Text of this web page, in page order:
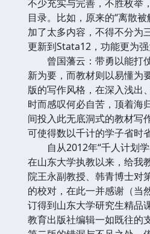
不少充实与完善，不胜枚举
目录。比如，原来的“离散
加了太多内容，不得不分为
更新到Stata12，功能更为强
曾国藩云：带勇以能打
新为要，而教材则以易懂为
版的写作风格，在深入浅出
时而感叹何必自苦，顶着海
间投入此无底洞式的教材写
可使得数以千计的学子省时
自从2012年“千人计划学
在山东大学执教以来，给我
院王永副教授、韩青博士对
的校对，在此一并感谢（当
订得到山东大学研究生精品
教育出版社编辑一如既往的